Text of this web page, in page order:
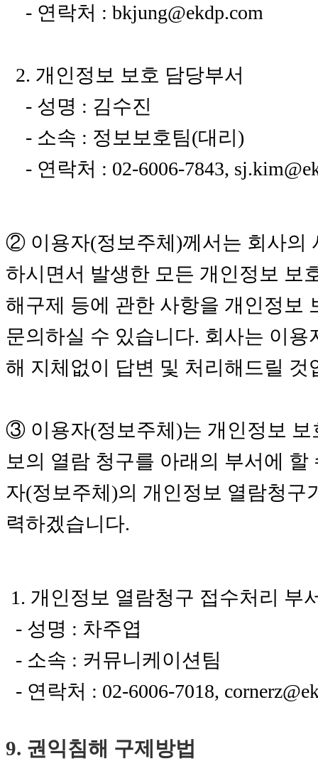
- 연락처 : bkjung@ekdp.com
2. 개인정보 보호 담당부서
- 성명 : 김수진
- 소속 : 정보보호팀(대리)
- 연락처 : 02-6006-7843,
② 이용자(정보주체)께서는 회사의
하시면서 발생한 모든 개인정보 보
해구제 등에 관한 사항을 개인정보
문의하실 수 있습니다. 회사는 이
해 지체없이 답변 및 처리해드릴 것
③ 이용자(정보주체)는 개인정보 보
보의 열람 청구를 아래의 부서에
자(정보주체)의 개인정보 열람청구
력하겠습니다.
1. 개인정보 열람청구 접수처리 부
- 성명 : 차주엽
- 소속 : 커뮤니케이션팀
- 연락처 : 02-6006-7018,
9. 권익침해 구제방법